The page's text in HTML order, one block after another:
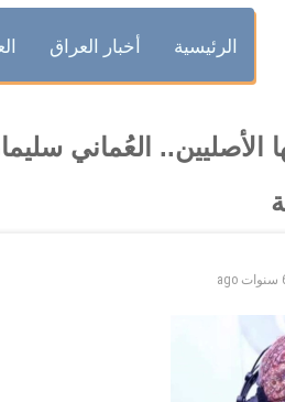
الرئيسية أخبار العراق
الأصليين.. العُماني
ago